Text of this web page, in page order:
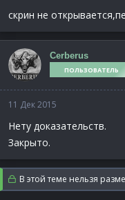
cкрин не
Cerberus
ПОЛЬЗОВАТЕЛЬ
11 Дек 2015
Нету доказательств.
Закрыто.
В этой теме нельзя